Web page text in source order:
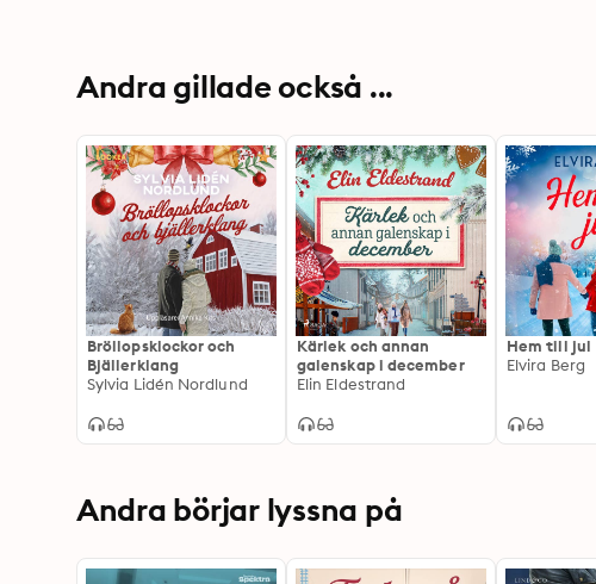
Andra gillade också ...
Bröllopsklockor och
Bjällerklang
Sylvia Lidén Nordlund
Kärlek och annan
galenskap i december
Elin Eldestrand
Hem till jul
Elvira Berg
Andra börjar lyssna på